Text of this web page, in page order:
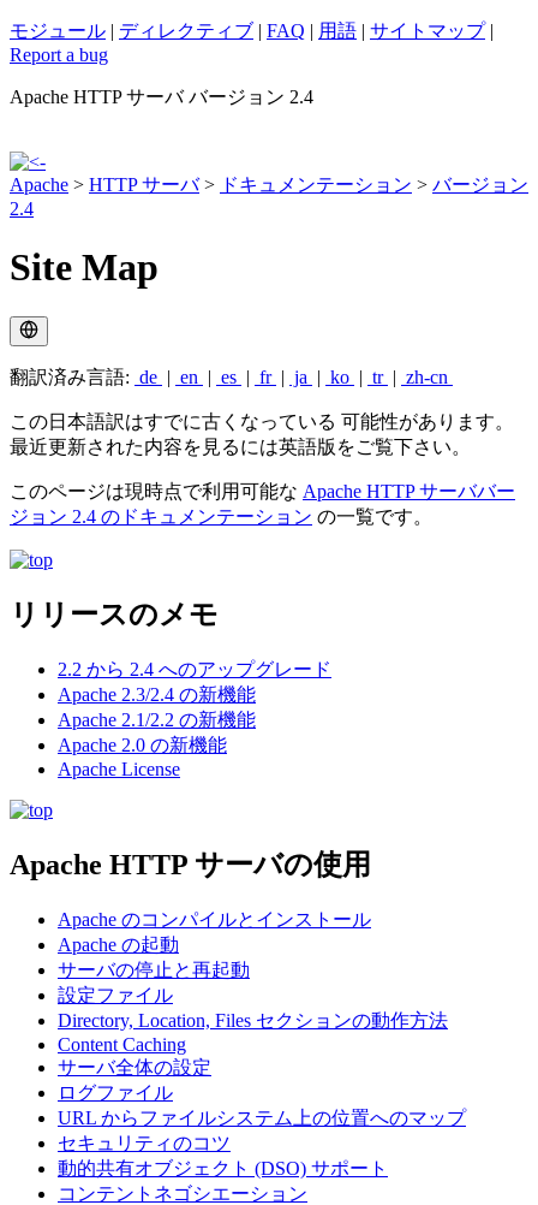
モジュール | ディレクティブ | FAQ | 用語 | サイトマップ|
Report a bug
Apache HTTP サーバ バージョン 2.4
Apache > HTTP サーバ> ドキュメンテーション > バージョン
2.4
Site Map
翻訳済み言語: de | en | es | fr | ja | ko | tr | zh-cn
この日本語訳はすでに古くなっている 可能性があります。
最近更新された内容を見るには英語版をご覧下さい。
このページは現時点で利用可能な Apache HTTP サーババー
ジョン 2.4 のドキュメンテーション の一覧です。
リリースのメモ
2.2 から 2.4 へのアップグレード
Apache 2.3/2.4 の新機能
Apache 2.1/2.2 の新機能
Apache 2.0 の新機能
Apache License
Apache HTTP サーバの使用
Apache のコンパイルとインストール
Apache の起動
サーバの停止と再起動
設定ファイル
Directory, Location, Files セクションの動作方法
Content Caching
サーバ全体の設定
ログファイル
URL からファイルシステム上の位置へのマップ
セキュリティのコツ
動的共有オブジェクト (DSO) サポート
コンテントネゴシエーション